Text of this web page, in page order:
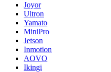
Joyor
Ultron
Yamato
MiniPro
Jetson
Inmotion
AOVO
Ikingi